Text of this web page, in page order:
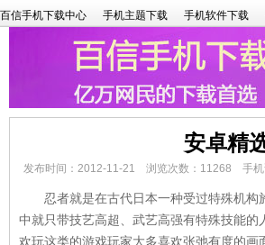
百信手机下载中心 手机主题下载 手机软件下载
安卓精
发布时间：2012-11-21 浏览次数：11268 手机
忍者就是在古代日本一种受过特殊机构
中就只带技艺高超、武艺高强有特殊技能
欢玩这类的游戏玩家大多喜欢张弛有度的